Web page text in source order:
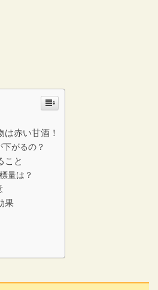
は赤い甘酒！
がるの？
こと
量は？
果